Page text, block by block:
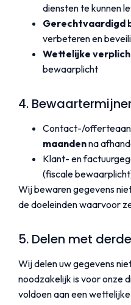
diensten te kunnen
Gerechtvaardigd
verbeteren en
Wettelijke
bewaarplicht
4.
Contact-/
maandenna
Klant- en
(fiscale
Wij bewaren gegevens
de doeleinden waarvoor
5. Delen met
Wij delen uw gegevens
noodzakelijk is voor onze
voldoen aan een